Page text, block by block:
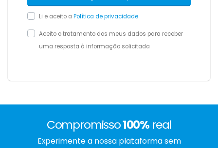
Li e aceito a Política de privacidade
Aceito o tratamento dos meus dados para receber
uma resposta à informação solicitada
Compromisso100% real
Experimente a nossa plataforma sem